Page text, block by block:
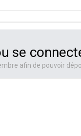
se
afin de pouvoir